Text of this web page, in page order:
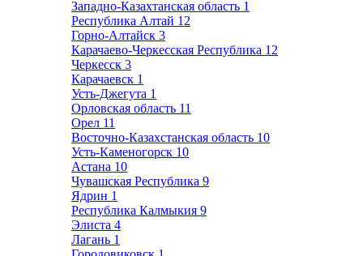
Западно-Казахтанская область 1
Республика Алтай 12
Горно-Алтайск 3
Карачаево-Черкесская Республика 12
Черкесск 3
Карачаевск 1
Усть-Джегута 1
Орловская область 11
Орел 11
Восточно-Казахстанская область 10
Усть-Каменогорск 10
Астана 10
Чувашская Республика 9
Ядрин 1
Республика Калмыкия 9
Элиста 4
Лагань 1